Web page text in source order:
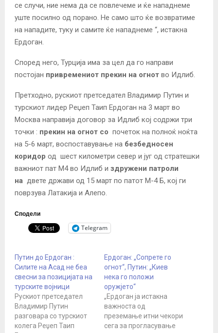
се случи, ние нема да се повлечеме и ќе нападнеме
уште посилно од порано. Не само што ќе возвратиме
на нападите, туку и самите ќе нападнеме “, истакна
Ердоган.
Според него, Турција има за цел да го направи
постојан привремениот прекин на огнот во Идлиб.
Претходно, рускиот претседател Владимир Путин и
турскиот лидер Реџеп Таип Ердоган на 3 март во
Москва направија договор за Идлиб кој содржи три
точки : прекин на огнот со почеток на полноќ ноќта
на 5-6 март, воспоставување на безбедносен
коридор од шест километри север и југ од стратешки
важниот пат М4 во Идлиб и здружени патроли
на двете држави од 15 март по патот М-4 Б, кој ги
поврзува Латакија и Алепо.
Сподели
Telegram
Путин до Ердоган :
Силите на Асад не беа
свесни за позицијата на
турските војници
Рускиот претседател
Владимир Путин
разговара со турскиот
колега Реџеп Таип
Ердоган: „Сопрете го
огнот“, Путин: „Киев
нека го положи
оружјето“
„Ердоган ја истакна
важноста од
преземање итни чекори
сега за прогласување